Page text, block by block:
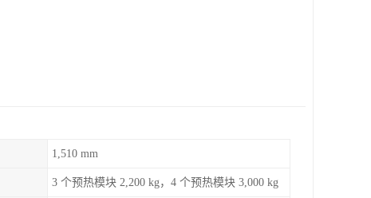
1,510 mm
3 个预热模块 2,200 kg，4 个预热模块 3,000 kg